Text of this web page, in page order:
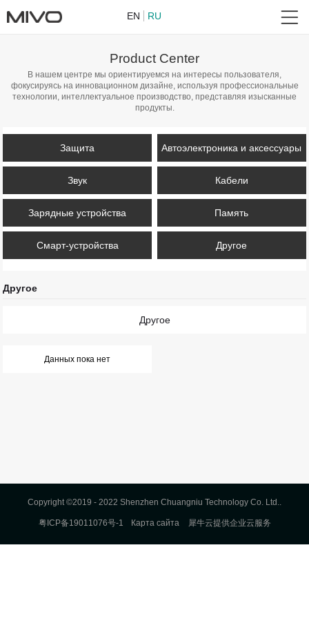
EN RU
Product Center
В нашем центре мы ориентируемся на интересы пользователя,
фокусируясь на инновационном дизайне, используя профессиональные
технологии, интеллектуальное производство, представляя изысканные
продукты.
Защита Автоэлектроника и аксессуары
Звук Кабели
Зарядные устройства Память
Смарт-устройства Другое
Другое
Другое
Данных пока нет
Copyright ©2019 - 2022 Shenzhen Chuangniu Technology Co. Ltd..
粤ICP备19011076号-1 Карта сайта 犀牛云提供企业云服务